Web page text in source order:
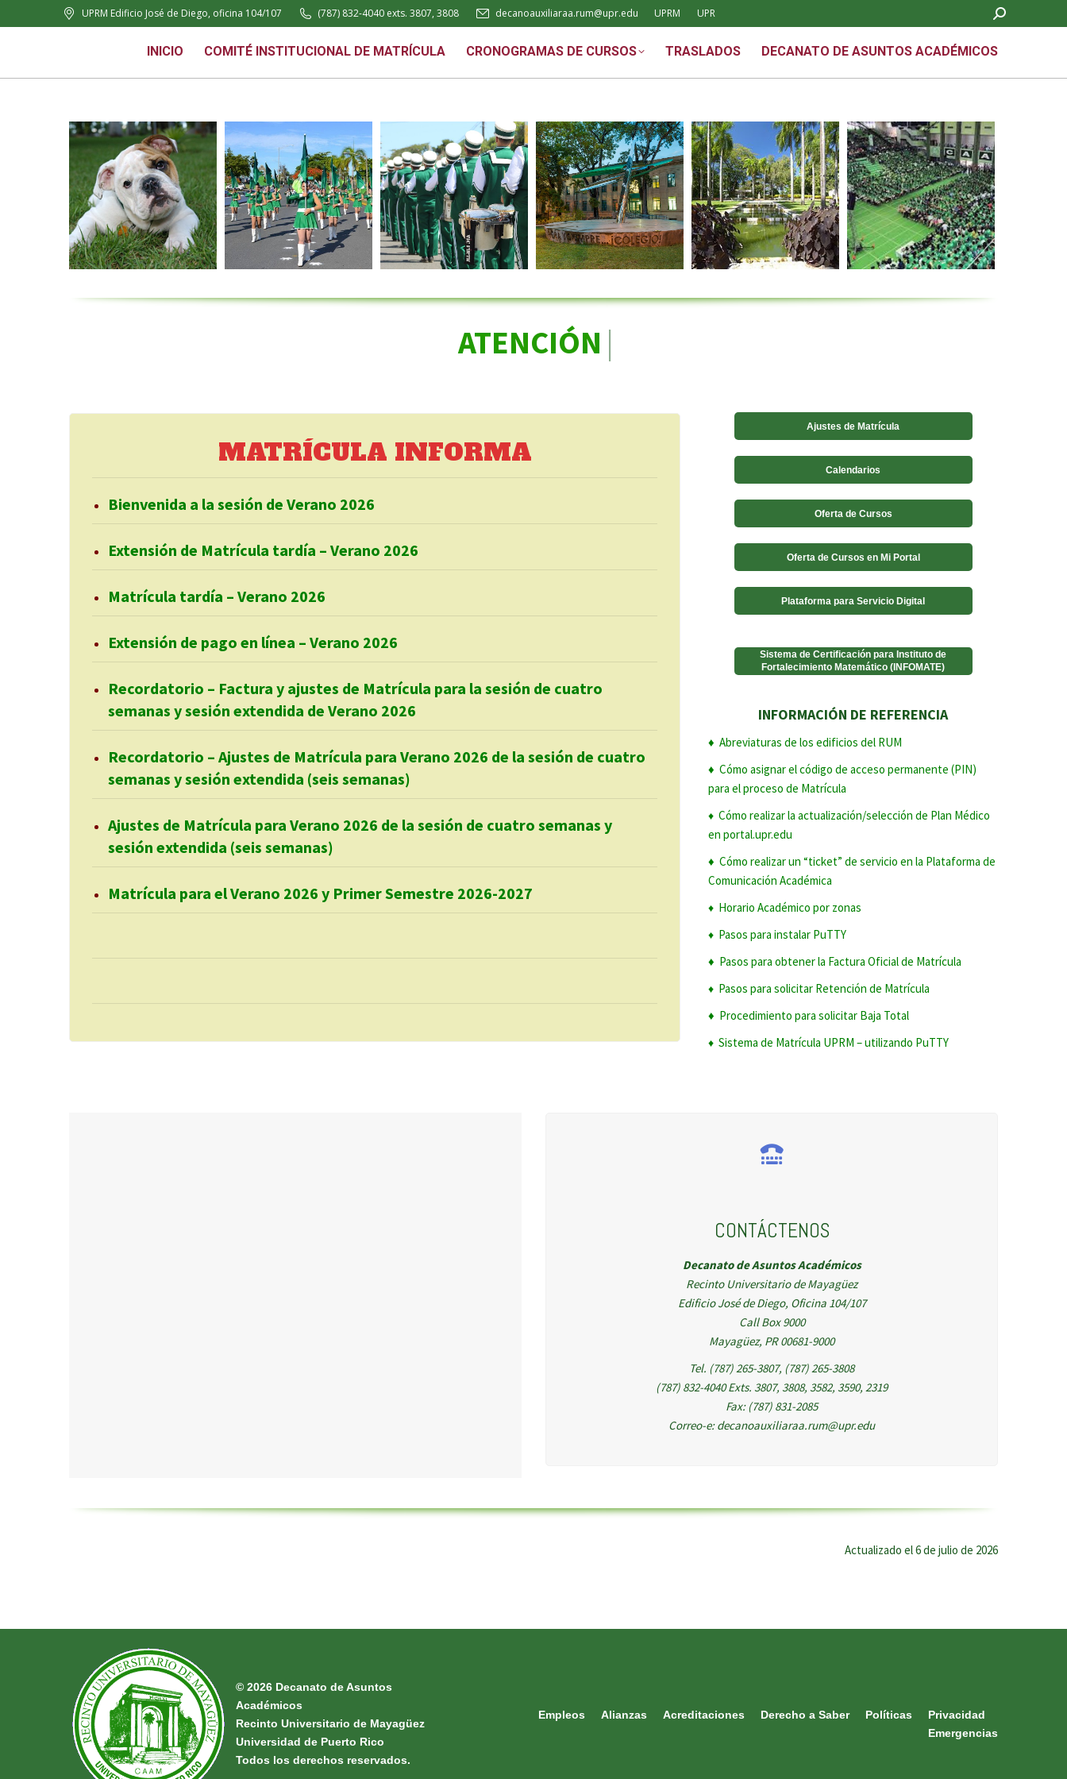
UPRM Edificio José de Diego, oficina 104/107 (787) 832-4040 exts. 3807, 3808 decanoauxiliaraa.rum@upr.edu UPRM UPR Search:
INICIO COMITÉ INSTITUCIONAL DE MATRÍCULA CRONOGRAMAS DE CURSOS TRASLADOS DECANATO DE ASUNTOS ACADÉMICOS
ATENCIÓN ESTUD
MATRÍCULA INFORMA
Bienvenida a la sesión de Verano 2026
Extensión de Matrícula tardía – Verano 2026
Matrícula tardía – Verano 2026
Extensión de pago en línea – Verano 2026
Recordatorio – Factura y ajustes de Matrícula para la sesión de cuatro
semanas y sesión extendida de Verano 2026
Recordatorio – Ajustes de Matrícula para Verano 2026 de la sesión de cuatro
semanas y sesión extendida (seis semanas)
Ajustes de Matrícula para Verano 2026 de la sesión de cuatro semanas y
sesión extendida (seis semanas)
Matrícula para el Verano 2026 y Primer Semestre 2026-2027
Ajustes de Matrícula
Calendarios
Oferta de Cursos
Oferta de Cursos en Mi Portal
Plataforma para Servicio Digital
Sistema de Certificación para Instituto de
Fortalecimiento Matemático (INFOMATE)
INFORMACIÓN DE REFERENCIA
♦ Abreviaturas de los edificios del RUM
♦ Cómo asignar el código de acceso permanente (PIN)
para el proceso de Matrícula
♦ Cómo realizar la actualización/selección de Plan Médico
en portal.upr.edu
♦ Cómo realizar un “ticket” de servicio en la Plataforma de
Comunicación Académica
♦ Horario Académico por zonas
♦ Pasos para instalar PuTTY
♦ Pasos para obtener la Factura Oficial de Matrícula
♦ Pasos para solicitar Retención de Matrícula
♦ Procedimiento para solicitar Baja Total
♦ Sistema de Matrícula UPRM – utilizando PuTTY
CONTÁCTENOS
Decanato de Asuntos Académicos
Recinto Universitario de Mayagüez
Edificio José de Diego, Oficina 104/107
Call Box 9000
Mayagüez, PR 00681-9000
Tel. (787) 265-3807, (787) 265-3808
(787) 832-4040 Exts. 3807, 3808, 3582, 3590, 2319
Fax: (787) 831-2085
Correo-e: decanoauxiliaraa.rum@upr.edu
Actualizado el 6 de julio de 2026
© 2026 Decanato de Asuntos
Académicos
Recinto Universitario de Mayagüez
Universidad de Puerto Rico
Todos los derechos reservados.
Empleos Alianzas Acreditaciones Derecho a Saber Políticas
Privacidad
Emergencias
INICIO COMITÉ INSTITUCIONAL DE MATRÍCULA CRONOGRAMAS DE CURSOS TRASLADOS